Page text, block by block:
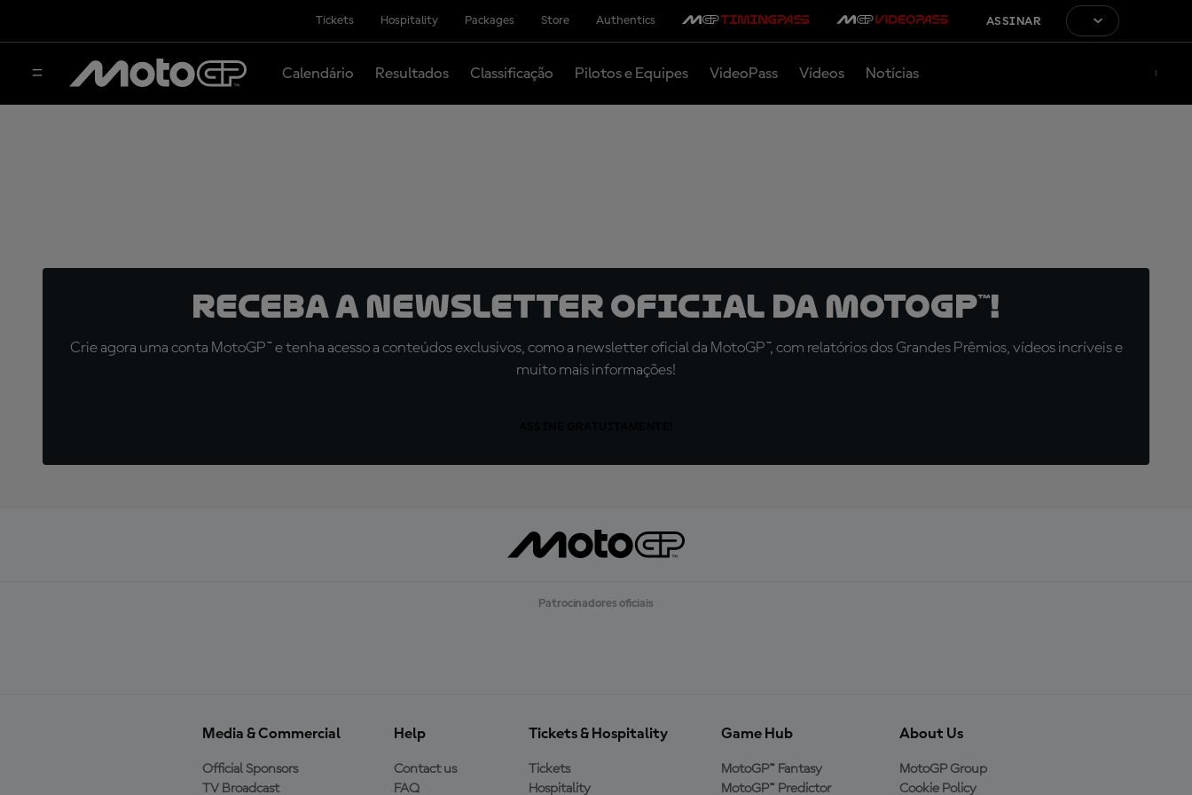
Tickets Hospitality Packages Store Authentics ASSINAR
Calendário Resultados Classificação Pilotos e Equipes VideoPass Vídeos Notícias
Receba a newsletter oficial da MotoGP™!
Crie agora uma conta MotoGP™ e tenha acesso a conteúdos exclusivos, como a newsletter oficial da MotoGP™, com relatórios dos Grandes Prêmios, vídeos incríveis e
muito mais informações!
Patrocinadores oficiais
Media & Commercial
Official Sponsors
TV Broadcast
Help
Contact us
FAQ
Tickets & Hospitality
Tickets
Hospitality
Game Hub
MotoGP™ Fantasy
MotoGP™ Predictor
About Us
MotoGP Group
Cookie Policy